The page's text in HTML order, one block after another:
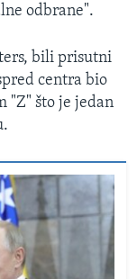
odbrane".
bili prisutni
centra bio
"Z" što je jedan